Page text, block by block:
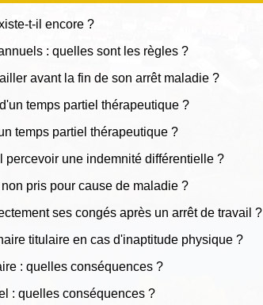
t-il encore ?
: quelles sont les règles ?
avant la fin de son arrêt maladie ?
temps partiel thérapeutique ?
temps partiel thérapeutique ?
une indemnité différentielle ?
pris pour cause de maladie ?
ses congés après un arrêt de travail ?
titulaire en cas d'inaptitude physique ?
: quelles conséquences ?
: quelles conséquences ?